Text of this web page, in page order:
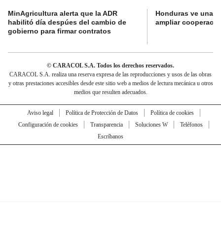
MinAgricultura alerta que la ADR
habilitó día despúes del cambio de
gobierno para firmar contratos
Honduras ve una
ampliar
© CARACOL S.A. Todos los derechos reservados.
CARACOL S.A. realiza una reserva expresa de las reproducciones y usos de las obras
y otras prestaciones accesibles desde este sitio web a medios de lectura mecánica u otros
medios que resulten adecuados.
Aviso legal Política de Protección de Datos
Política de cookies
Configuración de cookies
Transparencia Soluciones W
Teléfonos
Escríbanos